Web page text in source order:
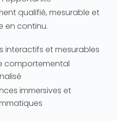
qualifié, mesurable et
en continu.
interactifs et mesurables
comportemental
immersives et